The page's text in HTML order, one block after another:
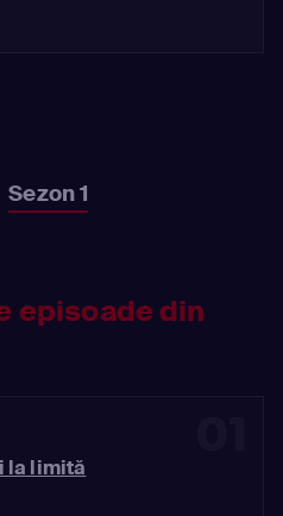
Sezon 1
episoade din
la limită